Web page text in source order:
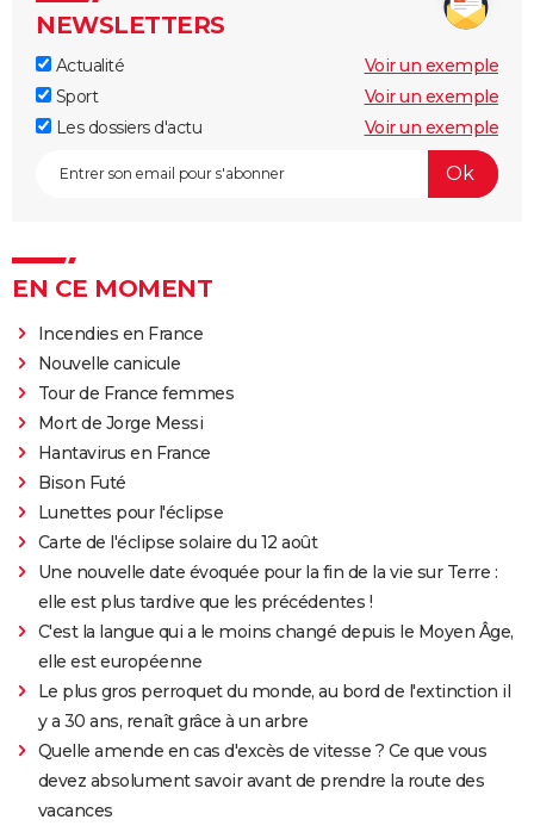
NEWSLETTERS
Actualité
Voir un exemple
Sport
Voir un exemple
Les dossiers d'actu
Voir un exemple
EN CE MOMENT
Incendies en France
Nouvelle canicule
Tour de France femmes
Mort de Jorge Messi
Hantavirus en France
Bison Futé
Lunettes pour l'éclipse
Carte de l'éclipse solaire du 12 août
Une nouvelle date évoquée pour la fin de la vie sur Terre :
elle est plus tardive que les précédentes !
C'est la langue qui a le moins changé depuis le Moyen Âge,
elle est européenne
Le plus gros perroquet du monde, au bord de l'extinction il
y a 30 ans, renaît grâce à un arbre
Quelle amende en cas d'excès de vitesse ? Ce que vous
devez absolument savoir avant de prendre la route des
vacances